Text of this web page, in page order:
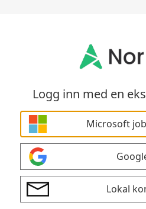
Logg inn med en
Microsoft
Lokal